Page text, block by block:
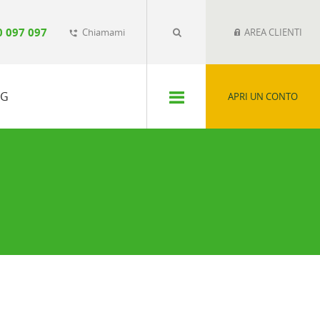
097 097 phone_forwarded Chiamami AREA CLIENTI
APRI UN CONTO